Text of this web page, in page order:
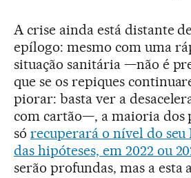
A crise ainda está distante
epílogo: mesmo com uma
situação sanitária —não é
que se os repiques
piorar: basta ver a
com cartão—, a maioria dos
só recuperará o nível do seu
das hipóteses, em 2022 ou
serão profundas, mas a